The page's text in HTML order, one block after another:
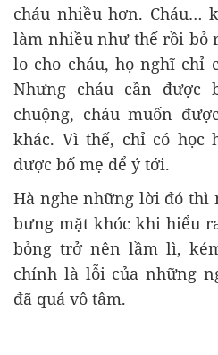
cháu nhiều hơn. Cháu…
làm nhiều như thế rồi bỏ
lo cho cháu, họ nghĩ chỉ
Nhưng cháu cần được
chuộng, cháu muốn
khác. Vì thế, chỉ có học
được bố mẹ để ý tới.
Hà nghe những lời đó thì
bưng mặt khóc khi hiểu
bỏng trở nên lầm lì,
chính là lỗi của những
đã quá vô tâm.